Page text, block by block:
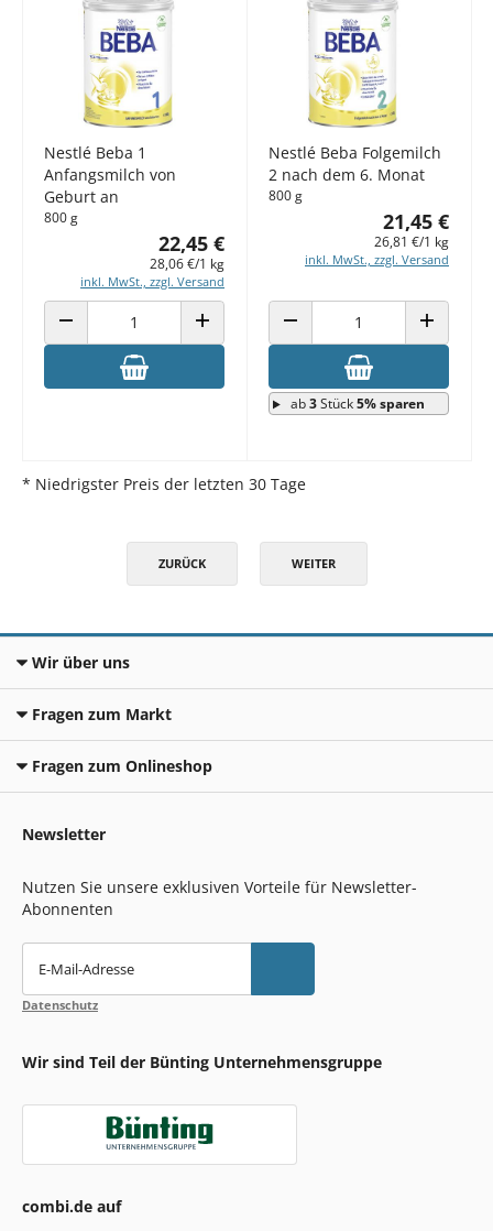
Nestlé Beba 1
Anfangsmilch von
Geburt an
800 g
22,45 €
28,06 €/1 kg
inkl. MwSt., zzgl. Versand
ANZAHL VERRINGERN ANZAHL ERHÖHEN
Nestlé Beba Folgemilch
2 nach dem 6. Monat
800 g
21,45 €
26,81 €/1 kg
inkl. MwSt., zzgl. Versand
ANZAHL VERRINGERN ANZAHL
ab3Stück5% sparen
* Niedrigster Preis der letzten 30 Tage
ZURÜCK WEITER
Wir über uns
Fragen zum Markt
Fragen zum Onlineshop
Newsletter
Nutzen Sie unsere exklusiven Vorteile für Newsletter-
Abonnenten
E-Mail-Adresse
Datenschutz
Wir sind Teil der Bünting Unternehmensgruppe
combi.de auf